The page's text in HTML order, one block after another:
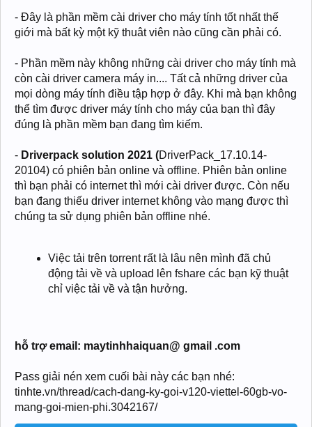
- Đây là phần mềm cài driver cho máy tính tốt nhất thế
giới mà bất kỳ một kỹ thuât viên nào cũng cần phải có.
- Phần mềm này không những cài driver cho máy tính mà
còn cài driver camera máy in.... Tất cả những driver của
mọi dòng máy tính điều tập hợp ở đây. Khi mà bạn không
thể tìm được driver máy tính cho máy của bạn thì đây
đúng là phần mềm bạn đang tìm kiếm.
- Driverpack solution 2021 (DriverPack_17.10.14-
20104) có phiên bản online và offline. Phiên bản online
thì bạn phải có internet thì mới cài driver được. Còn nếu
bạn đang thiếu driver internet không vào mạng được thì
chúng ta sử dụng phiên bản offline nhé.
Việc tải trên torrent rất là lâu nên mình đã chủ
động tải về và upload lên fshare các bạn kỹ thuật
chỉ việc tải về và tận hưởng.
hỗ trợ email: maytinhhaiquan@ gmail .com
Pass giải nén xem cuối bài này các bạn nhé:
tinhte.vn/thread/cach-dang-ky-goi-v120-viettel-60gb-vo-
mang-goi-mien-phi.3042167/